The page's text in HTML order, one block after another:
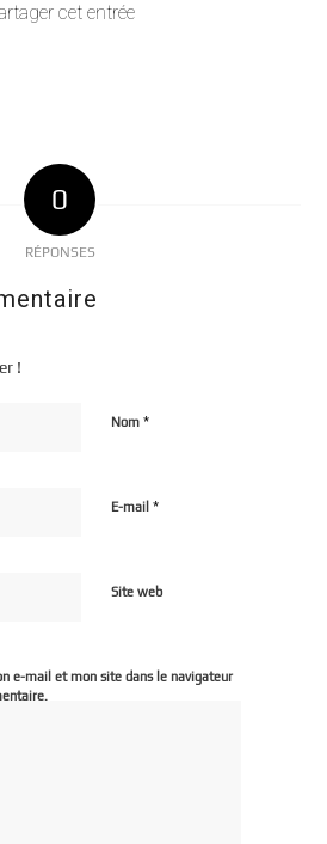
cet entrée
0
RÉPONSES
!
Nom*
E-mail*
Site web
e-mail et mon site dans le navigateur